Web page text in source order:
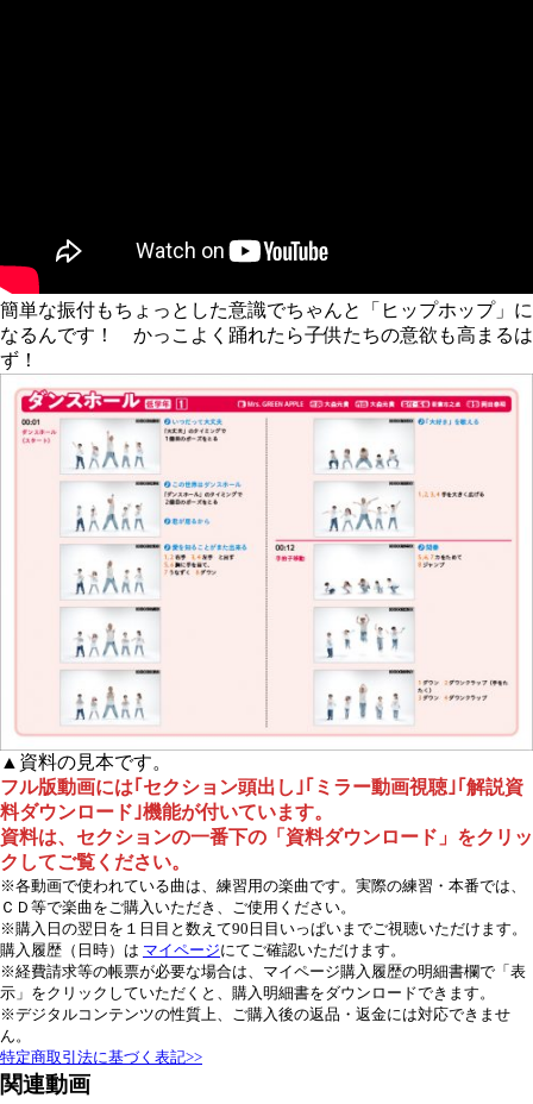
簡単な振付もちょっとした意識でちゃんと「ヒップホップ」に
なるんです！ かっこよく踊れたら子供たちの意欲も高まるは
ず！
▲資料の見本です。
フル版動画には｢セクション頭出し｣｢ミラー動画視聴｣｢解説資
料ダウンロード｣機能が付いています。
資料は、セクションの一番下の「資料ダウンロード」をクリッ
クしてご覧ください。
※各動画で使われている曲は、練習用の楽曲です。実際の練習・本番では、
ＣＤ等で楽曲をご購入いただき、ご使用ください。
※購入日の翌日を１日目と数えて90日目いっぱいまでご視聴いただけます。
購入履歴（日時）は マイページにてご確認いただけます。
※経費請求等の帳票が必要な場合は、マイページ購入履歴の明細書欄で「表
示」をクリックしていただくと、購入明細書をダウンロードできます。
※デジタルコンテンツの性質上、ご購入後の返品・返金には対応できませ
ん。
特定商取引法に基づく表記>>
関連動画